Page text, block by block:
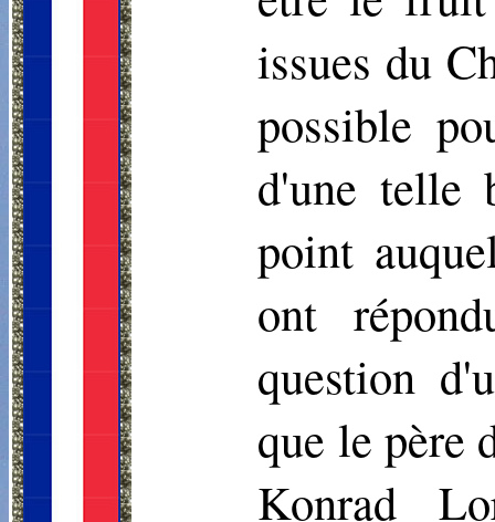
issues du
possible
d'une telle
point
ont
question
que le père
Konrad